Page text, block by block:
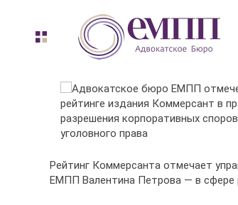
Рейтинг Коммерсанта отмечает
ЕМПП Валентина Петрова — в сфере